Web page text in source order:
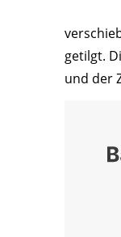
getilgt.
und der